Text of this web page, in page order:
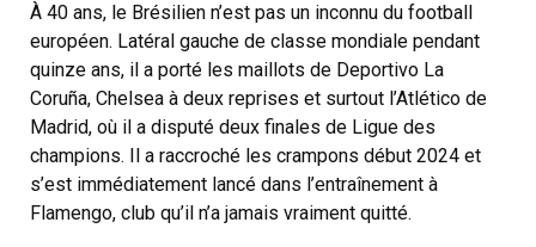
À 40 ans, le Brésilien n’est pas un inconnu du football
européen. Latéral gauche de classe mondiale pendant
quinze ans, il a porté les maillots de Deportivo La
Coruña, Chelsea à deux reprises et surtout l’Atlético de
Madrid, où il a disputé deux finales de Ligue des
champions. Il a raccroché les crampons début 2024 et
s’est immédiatement lancé dans l’entraînement à
Flamengo, club qu’il n’a jamais vraiment quitté.